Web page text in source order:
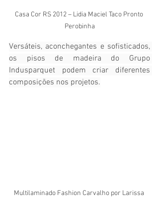
Casa Cor RS 2012 – Lidia Maciel Taco Pronto
Perobinha
Versáteis, aconchegantes e sofisticados,
os pisos de madeira do Grupo
Indusparquet podem criar diferentes
composições nos projetos.
Multilaminado Fashion Carvalho por Larissa